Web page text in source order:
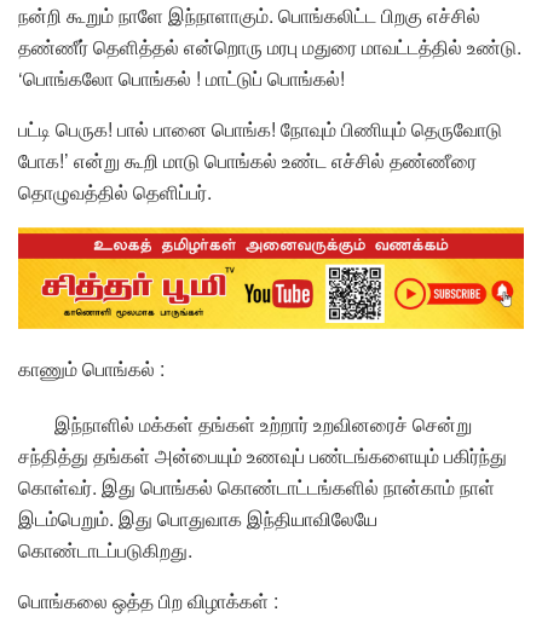
நன்றி கூறும் நாளே இந்நாளாகும். பொங்கலிட்ட பிறகு எச்சில்
தண்ணீர் தெளித்தல் என்றொரு மரபு மதுரை மாவட்டத்தில் உண்டு.
‘பொங்கலோ பொங்கல் ! மாட்டுப் பொங்கல்!
பட்டி பெருக! பால் பானை பொங்க! நோவும் பிணியும் தெருவோடு
போக!’ என்று கூறி மாடு பொங்கல் உண்ட எச்சில் தண்ணீரை
தொழுவத்தில் தெளிப்பர்.
காணும் பொங்கல் :
இந்நாளில் மக்கள் தங்கள் உற்றார் உறவினரைச் சென்று
சந்தித்து தங்கள் அன்பையும் உணவுப் பண்டங்களையும் பகிர்ந்து
கொள்வர். இது பொங்கல் கொண்டாட்டங்களில் நான்காம் நாள்
இடம்பெறும். இது பொதுவாக இந்தியாவிலேயே
கொண்டாடப்படுகிறது.
பொங்கலை ஒத்த பிற விழாக்கள் :